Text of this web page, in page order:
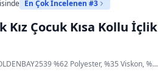
En Çok İncelenen #3
Kız Çocuk Kısa Kollu İçlik
· %62 Polyester, %35 Viskon, %3 Elastan